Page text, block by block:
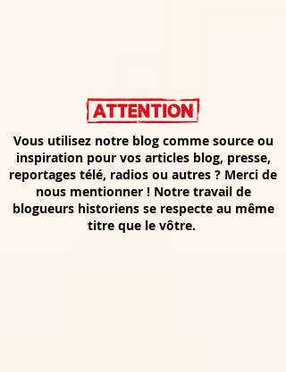
Vous utilisez notre blog comme source ou
inspiration pour vos articles blog, presse,
reportages télé, radios ou autres ? Merci de
nous mentionner ! Notre travail de
blogueurs historiens se respecte au même
titre que le vôtre.